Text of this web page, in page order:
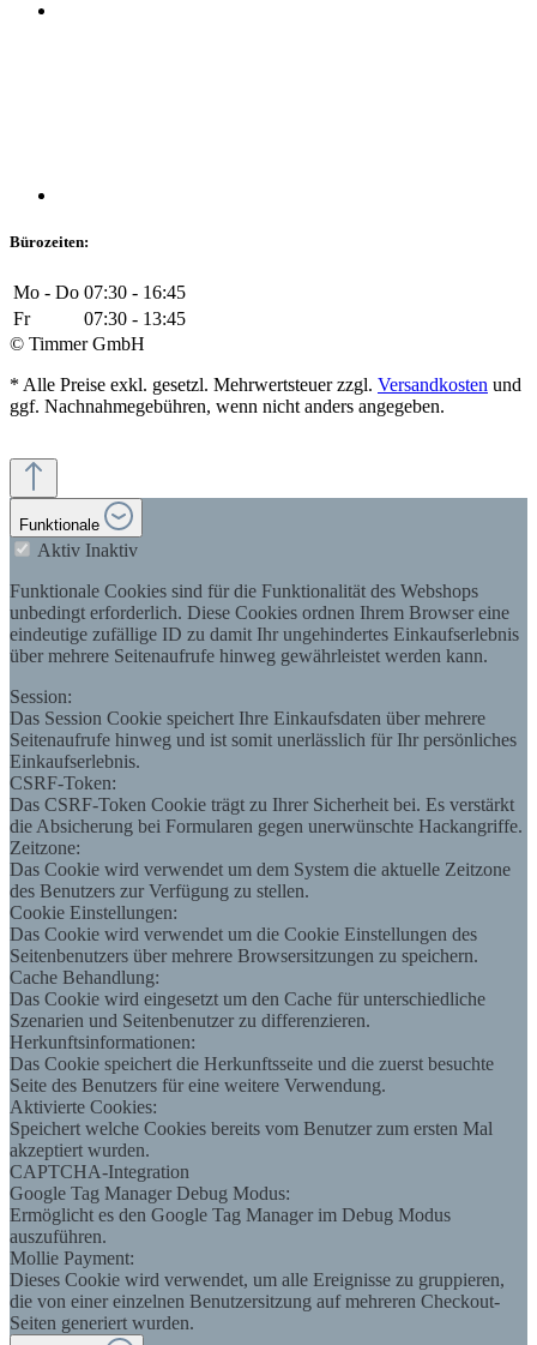
Bürozeiten:
Mo - Do 07:30 - 16:45
Fr
07:30 - 13:45
© Timmer GmbH
* Alle Preise exkl. gesetzl. Mehrwertsteuer zzgl. Versandkosten und
ggf. Nachnahmegebühren, wenn nicht anders angegeben.
Funktionale
Aktiv Inaktiv
Funktionale Cookies sind für die Funktionalität des Webshops
unbedingt erforderlich. Diese Cookies ordnen Ihrem Browser eine
eindeutige zufällige ID zu damit Ihr ungehindertes Einkaufserlebnis
über mehrere Seitenaufrufe hinweg gewährleistet werden kann.
Session:
Das Session Cookie speichert Ihre Einkaufsdaten über mehrere
Seitenaufrufe hinweg und ist somit unerlässlich für Ihr persönliches
Einkaufserlebnis.
CSRF-Token:
Das CSRF-Token Cookie trägt zu Ihrer Sicherheit bei. Es verstärkt
die Absicherung bei Formularen gegen unerwünschte Hackangriffe.
Zeitzone:
Das Cookie wird verwendet um dem System die aktuelle Zeitzone
des Benutzers zur Verfügung zu stellen.
Cookie Einstellungen:
Das Cookie wird verwendet um die Cookie Einstellungen des
Seitenbenutzers über mehrere Browsersitzungen zu speichern.
Cache Behandlung:
Das Cookie wird eingesetzt um den Cache für unterschiedliche
Szenarien und Seitenbenutzer zu differenzieren.
Herkunftsinformationen:
Das Cookie speichert die Herkunftsseite und die zuerst besuchte
Seite des Benutzers für eine weitere Verwendung.
Aktivierte Cookies:
Speichert welche Cookies bereits vom Benutzer zum ersten Mal
akzeptiert wurden.
CAPTCHA-Integration
Google Tag Manager Debug Modus:
Ermöglicht es den Google Tag Manager im Debug Modus
auszuführen.
Mollie Payment:
Dieses Cookie wird verwendet, um alle Ereignisse zu gruppieren,
die von einer einzelnen Benutzersitzung auf mehreren Checkout-
Seiten generiert wurden.